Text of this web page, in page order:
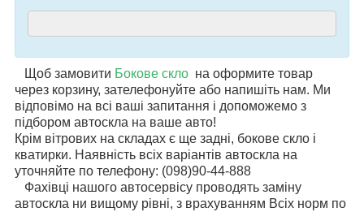
Щоб замовити Бокове скло на оформите товар
через корзину, зателефонуйте або напишіть нам. Ми
відповімо на всі ваші запитання і допоможемо з
підбором автоскла на ваше авто!
Крім вітрових на складах є ще задні, бокове скло і
кватирки. Наявність всіх варіантів автоскла на
уточняйте по телефону: (098)90-44-888
Фахівці нашого автосервісу проводять заміну
автоскла ни вищому рівні, з врахуванням Всіх норм по